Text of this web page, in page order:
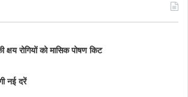
क्षय रोगियों को मासिक पोषण किट
नई दरें